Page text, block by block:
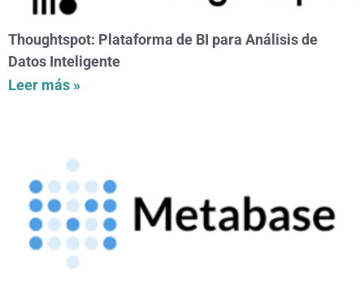
Thoughtspot: Plataforma de BI para Análisis de
Datos Inteligente
Leer más »